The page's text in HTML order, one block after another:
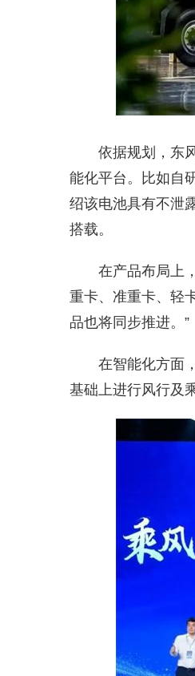
依据规划，东
能化平台。比如自
绍该电池具有不泄
搭载。
在产品布局上
重卡、准重卡、轻
品也将同步推进。”
在智能化方面
基础上进行风行及